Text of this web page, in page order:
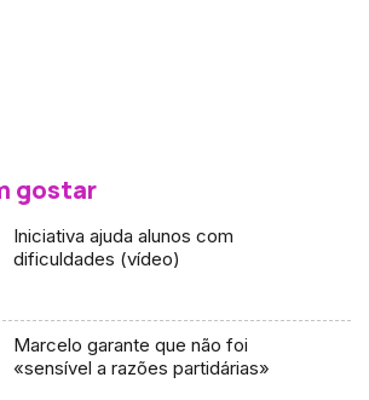
gostar
Iniciativa ajuda alunos com
dificuldades (vídeo)
Marcelo garante que não foi
«sensível a razões partidárias»